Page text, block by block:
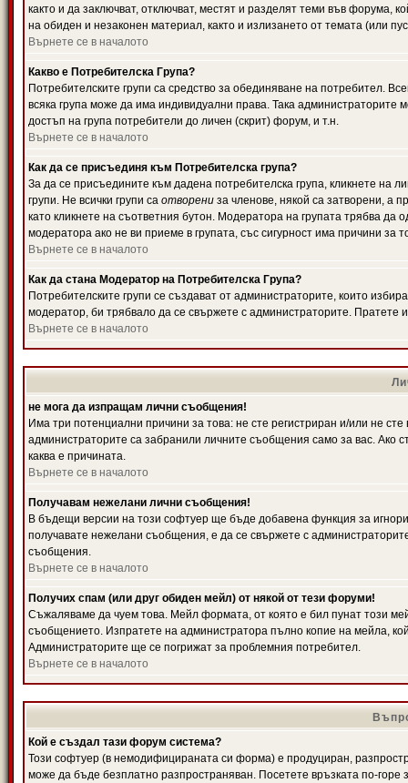
както и да заключват, отключват, местят и разделят теми във форума,
на обиден и незаконен материал, както и излизането от темата (или
Върнете се в началото
Какво е Потребителска Група?
Потребителските групи са средство за обединяване на потребител.
всяка група може да има индивидуални права. Така
достъп на група потребители до личен (скрит) форум, и т.н.
Върнете се в началото
Как да се присъединя към Потребителска група?
За да се присъедините към дадена потребителска група, кликнете на
групи. Не всички групи са отворени за членове, някой са затворени, а
като кликнете на съответния бутон. Модератора на групата трябва
модератора ако не ви приеме в групата, със сигурност има причини за
Върнете се в началото
Как да стана Модератор на Потребителска Група?
Потребителските групи се създават от администраторите, които
модератор, би трябвало да се свържете с администраторите.
Върнете се в началото
не мога да изпращам лични съобщения!
Има три потенциални причини за това: не сте регистриран и/или не
администраторите са забранили личните съобщения само за вас. Ако
каква е причината.
Върнете се в началото
Получавам нежелани лични съобщения!
В бъдещи версии на този софтуер ще бъде добавена функция за
получавате нежелани съобщения, е да се свържете с
съобщения.
Върнете се в началото
Получих спам (или друг обиден мейл) от някой от тези форуми!
Съжаляваме да чуем това. Мейл формата, от която е бил пунат този
съобщението. Изпратете на администратора пълно копие на мейла,
Администраторите ще се погрижат за проблемния потребител.
Върнете се в началото
Кой е създал тази форум система?
Този софтуер (в немодифицираната си форма) е продуциран,
може да бъде безплатно разпространяван. Посетете връзката по-горе